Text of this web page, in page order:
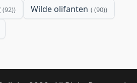
(92) Wilde olifanten (90)